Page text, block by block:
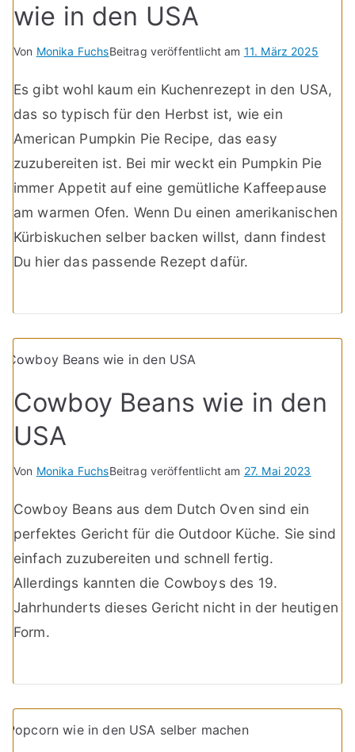
wie in den USA
Von Monika FuchsBeitrag veröffentlicht am 11. März 2025
Es gibt wohl kaum ein Kuchenrezept in den USA,
das so typisch für den Herbst ist, wie ein
American Pumpkin Pie Recipe, das easy
zuzubereiten ist. Bei mir weckt ein Pumpkin Pie
immer Appetit auf eine gemütliche Kaffeepause
am warmen Ofen. Wenn Du einen amerikanischen
Kürbiskuchen selber backen willst, dann findest
Du hier das passende Rezept dafür.
Cowboy Beans wie in den
USA
Von Monika FuchsBeitrag veröffentlicht am 27. Mai 2023
Cowboy Beans aus dem Dutch Oven sind ein
perfektes Gericht für die Outdoor Küche. Sie sind
einfach zuzubereiten und schnell fertig.
Allerdings kannten die Cowboys des 19.
Jahrhunderts dieses Gericht nicht in der heutigen
Form.